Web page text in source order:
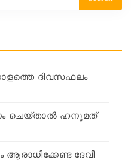
ദിവസഫലം
ചെയ്താൽ ഹനുമത്
ദേവീ